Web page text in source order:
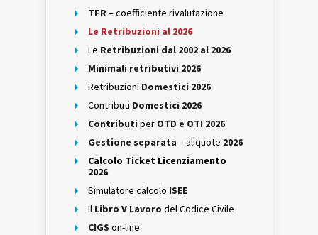
TFR– coefficiente rivalutazione
Le Retribuzioni al 2026
Le Retribuzioni dal 2002 al 2026
Minimali retributivi 2026
Retribuzioni Domestici 2026
Contributi Domestici 2026
Contributi per OTD e OTI 2026
Gestione separata – aliquote 2026
Calcolo Ticket Licenziamento
2026
Simulatore calcolo ISEE
Il Libro V Lavoro del Codice Civile
CIGS on-line